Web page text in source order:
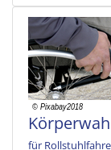
für